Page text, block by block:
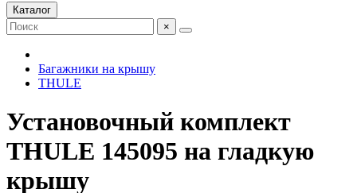
Каталог
×
Багажники на крышу
THULE
Установочный комплект
THULE 145095 на гладкую
крышу